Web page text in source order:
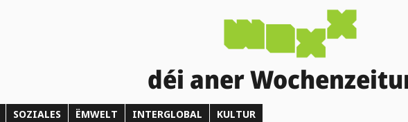
déi aner
SOZIALES ËMWELT INTERGLOBAL KULTUR